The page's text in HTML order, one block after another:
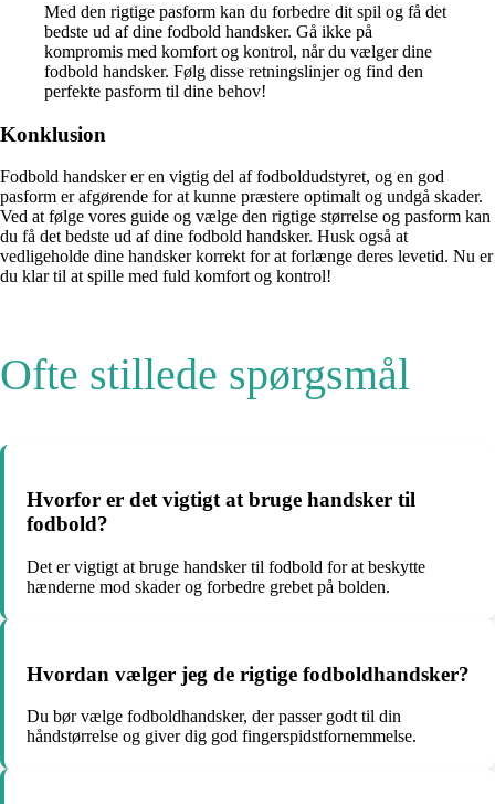
Med den rigtige pasform kan du forbedre dit spil og få det
bedste ud af dine fodbold handsker. Gå ikke på
kompromis med komfort og kontrol, når du vælger dine
fodbold handsker. Følg disse retningslinjer og find den
perfekte pasform til dine behov!
Konklusion
Fodbold handsker er en vigtig del af fodboldudstyret, og en god
pasform er afgørende for at kunne præstere optimalt og undgå skader.
Ved at følge vores guide og vælge den rigtige størrelse og pasform kan
du få det bedste ud af dine fodbold handsker. Husk også at
vedligeholde dine handsker korrekt for at forlænge deres levetid. Nu er
du klar til at spille med fuld komfort og kontrol!
Ofte stillede spørgsmål
Hvorfor er det vigtigt at bruge handsker til
fodbold?
Det er vigtigt at bruge handsker til fodbold for at beskytte
hænderne mod skader og forbedre grebet på bolden.
Hvordan vælger jeg de rigtige fodboldhandsker?
Du bør vælge fodboldhandsker, der passer godt til din
håndstørrelse og giver dig god fingerspidstfornemmelse.